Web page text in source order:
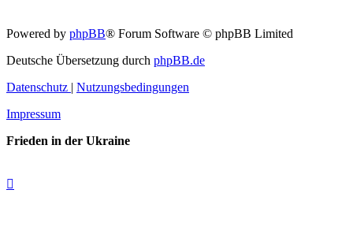
Powered by phpBB® Forum Software © phpBB Limited
Deutsche Übersetzung durch phpBB.de
Datenschutz | Nutzungsbedingungen
Impressum
Frieden in der Ukraine